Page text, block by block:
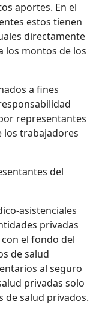
aportes. En el
estos tienen
directamente
los montos de los
a fines
representantes
los trabajadores
del
asistenciales
privadas
el fondo del
de salud
al seguro
privadas solo
de salud privados.